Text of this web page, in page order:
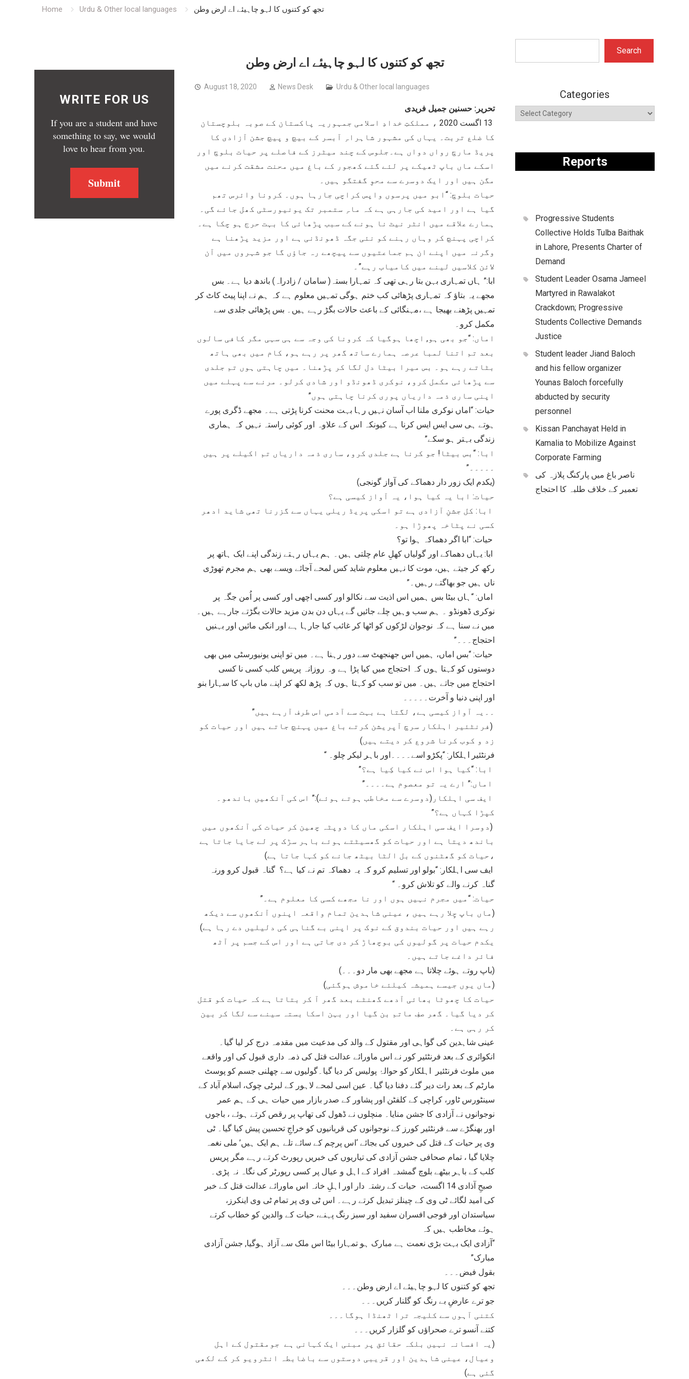
People’s Assembly for Political Rights organized by
Home Urdu & Other local languages تجھ کو کتنوں کا لہو چاہیئے اے ارض وطن
تجھ کو کتنوں کا لہو چاہیئے اے ارض وطن
August 18, 2020 News Desk Urdu & Other local languages
تحریر: حسنین جمیل فریدی
13 اگست 2020 ، مملکتِ خدادِ اسلامی جمہوریہ پاکستان کے صوبہ بلوچستان
کا ضلع تربت۔ یہاں کی مشہور شاہراہِ آبسر کے بیچ و پیچ جشن آزادی کا
پریڈ مارچ رواں دواں ہے۔جلوس کے چند میٹرز کے فاصلے پر حیات بلوچ اور
اسکے ماں باپ ٹھیکے پر لئے گئے کھجور کے باغ میں محنت مشقت کرنے میں
مگن ہیں اور ایک دوسرے سے محوِ گفتگو ہیں۔
حیات بلوچ: “ابو میں پرسوں واپس کراچی جارہا ہوں۔ کرونا وائرس تھم
گیا ہے اور امید کی جارہی ہے کہ ماہِ ستمبر تک یونیورسٹی کھل جائے گی۔
ہمارے علاقے میں انٹر نیٹ نا ہونے کے سبب پڑھائی کا بہت حرج ہو چکا ہے۔
کراچی پہنچ کر وہاں رہنے کو نئی جگہ ڈھونڈنی ہے اور مزید پڑھنا ہے
وگرنہ میں اپنے ان ہم جماعتیوں سے پیچھے رہ جاؤں گا جو شہروں میں آن
لائن کلاسیں لینے میں کامیاب رہے”۔
ابا:” ہاں تمہاری بہن بتا رہی تھی کہ تمہارا بستہ( سامان / زادراہ) باندھ دیا ہے۔ بس
مجھے یہ بتاؤ کہ تمہاری پڑھائی کب ختم ہوگی تمہیں معلوم ہے کہ ہم نے اپنا پیٹ کاٹ کر
تمہیں پڑھنے بھیجا ہے ،مہنگائی کے باعث حالات بگڑ رہے ہیں۔ بس پڑھائی جلدی سے
مکمل کرو۔
اماں: “جو بھی ہو, اچھا ہوگیا کہ کرونا کی وجہ سے ہی سہی مگر کافی سالوں
بعد تم اتنا لمبا عرصہ ہمارے ساتھ گھر پر رہے ہو، کام میں بھی ہاتھ
بٹاتے رہے ہو۔ بس میرا بیٹا دل لگا کر پڑھنا۔ میں چاہتی ہوں تم جلدی
سے پڑھائی مکمل کرو، نوکری ڈھونڈو اور شادی کرلو۔ مرنے سے پہلے میں
اپنی ساری ذمہ داریاں پوری کرنا چاہتی ہوں”
حیات: “اماں نوکری ملنا اب آسان نہیں رہا بہت محنت کرنا پڑتی ہے۔ مجھے ڈگری پورے
ہوتے ہی سی ایس ایس کرنا ہے کیونکہ اس کے علاوہ اور کوئی راستہ نہیں کہ ہماری
زندگی بہتر ہو سکے”
ابا: “بس بیٹا! جو کرنا ہے جلدی کرو، ساری ذمہ داریاں تم اکیلے پر ہیں
۔۔۔۔۔”
(یکدم ایک زور دار دھماکے کی آواز گونجی)
حیات: ابا یہ کیا ہوا، یہ آواز کیسی ہے؟
ابا: کل جشنِ آزادی ہے تو اسکی پریڈ ریلی یہاں سے گزرنا تھی شاید ادھر
کسی نے پٹاخہ پھوڑا ہو۔
حیات: “ابا اگر دھماکہ ہوا تو؟
ابا: یہاں دھماکے اور گولیاں کھلِ عام چلتی ہیں۔ ہم یہاں رہتے زندگی اپنے ایک ہاتھ پر
رکھ کر جیتے ہیں، موت کا نہیں معلوم شاید کس لمحے آجائے ویسے بھی ہم مجرم تھوڑی
ناں ہیں جو بھاگتے رہیں۔”
اماں: “ہاں بیٹا بس ہمیں اس اذیت سے نکالو اور کسی اچھی اور کسی پر اُمن جگہ پر
نوکری ڈھونڈو ۔ ہم سب وہیں چلے جائیں گے یہاں دن بدن مزید حالات بگڑتے جارہے ہیں۔
میں نے سنا ہے کہ نوجوان لڑکوں کو اٹھا کر غائب کیا جارہا ہے اور انکی مائیں اور بہنیں
احتجاج۔۔۔”
حیات: “بس اماں، ہمیں اس جھنجھٹ سے دور رہنا ہے۔ میں تو اپنی یونیورسٹی میں بھی
دوستوں کو کہتا ہوں کہ احتجاج میں کیا پڑا ہے وہ روزانہ پریس کلب کسی نا کسی
احتجاج میں جاتے ہیں۔ میں تو سب کو کہتا ہوں کہ پڑھ لکھ کر اپنے ماں باپ کا سہارا بنو
اور اپنی دنیا و آخرت۔۔۔۔۔
۔۔یہ آواز کیسی ہے، لگتا ہے بہت سے آدمی اس طرف آرہے ہیں”
(فرنٹئیر اہلکار سرچ آپریشن کرتے باغ میں پہنچ جاتے ہیں اور حیات کو
زد و کوب کرنا شروع کر دیتے ہیں)
فرنٹئیر اہلکار: “پکڑو اسے۔۔۔۔اور باہر لیکر چلو۔ “
ابا: “کیا ہوا اس نے کیا کِیا ہے؟”
اماں:” ارے یہ تو معصوم ہے۔۔۔۔”
ایف سی اہلکار(دوسرے سے مخاطب ہوتے ہوئے):” اس کی آنکھیں باندھو۔
کپڑا کہاں ہے؟”
(دوسرا ایف سی اہلکار اسکی ماں کا دوپٹہ چھین کر حیات کی آنکھوں میں
باندھ دیتا ہے اور حیات کو گھسیٹتے ہوئے باہر سڑک پر لے جایا جاتا ہے
،حیات کو گھٹنوں کے بل الٹا بیٹھ جانے کو کہا جاتا ہے)
ایف سی اہلکار: “بولو اور تسلیم کرو کہ یہ دھماکہ تم نے کیا ہے؟ گناہ قبول کرو ورنہ
گناہ کرنے والے کو تلاش کرو۔ “
حیات: “میں مجرم نہیں ہوں اور نا مجھے کسی کا معلوم ہے۔”
(ماں باپ چِلا رہے ہیں ، عینی شاہدین تمام واقعہ اپنوں آنکھوں سے دیکھ
رہے ہیں اور حیات بندوق کے نوک پر اپنی بے گناہی کی دلیلیں دے رہا ہے)
یکدم حیات پر گولیوں کی بوچھاڑ کر دی جاتی ہے اور اس کے جسم پر آٹھ
فائر داغے جاتے ہیں۔
(باپ روتے ہوئے چلاتا ہے مجھے بھی مار دو۔۔۔)
(ماں یوں جیسے ہمیشہ کیلئے خاموش ہوگئی)
حیات کا چھوٹا بھائی آدھے گھنٹے بعد گھر آ کر بتاتا ہے کہ حیات کو قتل
کر دیا گیا۔ گھر صفِ ماتم بن گیا اور بہن اسکا بستہ سینے سے لگا کر بین
کر رہی ہے۔
عینی شاہدین کی گواہی اور مقتول کے والد کی مدعیت میں مقدمہ درج کر لیا گیا۔
انکوائری کے بعد فرنٹئیر کور نے اس ماورائے عدالت قتل کی ذمہ داری قبول کی اور واقعے
میں ملوث فرنٹئیر اہلکار کو حوالۂ پولیس کر دیا گیا۔گولیوں سے چھلنی جسم کو پوسٹ
مارٹم کے بعد رات دیر گئے دفنا دیا گیا۔ عین اسی لمحے لاہور کے لبرٹی چوک، اسلام آباد کے
سینٹورس ٹاور، کراچی کے کلفٹن اور پشاور کے صدر بازار میں حیات ہی کے ہم عمر
نوجوانوں نے آزادی کا جشن منایا۔ منچلوں نے ڈھول کی تھاپ پر رقص کرتے ہوئے ، باجوں
اور بھنگڑے سے فرنٹئیر کورز کے نوجوانوں کی قربانیوں کو خراجِ تحسین پیش کیا گیا۔ ٹی
وی پر حیات کے قتل کی خبروں کی بجائے ‘اس پرچم کے سائے تلے ہم ایک ہیں’ ملی نغمہ
چلایا گیا ، تمام صحافی جشن آزادی کی تیاریوں کی خبریں رپورٹ کرتے رہے مگر پریس
کلب کے باہر بیٹھے بلوچ گمشدہ افراد کے اہل و عیال پر کسی رپورٹر کی نگاہ نہ پڑی۔
صبحِ آذادی 14 اگست، حیات کے رشتہ دار اور اہلِ خانہ اس ماورائے عدالت قتل کے خبر
کی امید لگائے ٹی وی کے چینلز تبدیل کرتے رہے۔ اس ٹی وی پر تمام ٹی وی اینکرز،
سیاستدان اور فوجی افسران سفید اور سبز رنگ پہنے، حیات کے والدین کو خطاب کرتے
ہوئے مخاطب ہیں کہ
“آزادی ایک بہت بڑی نعمت ہے مبارک ہو تمہارا بیٹا اس ملک سے آزاد ہوگیا, جشن آزادی
مبارک”
بقول فیض۔۔۔
تجھ کو کتنوں کا لہو چاہیئے اے ارض وطن۔۔۔
جو ترے عارضِ بے رنگ کو گلنار کریں۔۔۔
کتنی آہوں سے کلیجہ ترا ٹھنڈا ہوگا۔۔۔
کتنے آنسو ترے صحراؤں کو گلزار کریں۔۔۔
(یہ افسانہ نہیں بلکہ حقائق پر مبنی ایک کہانی ہے جومقتول کے اہل
وعیال، عینی شاہدین اور قریبی دوستوں سے باضابطہ انٹرویو کر کے لکھی
گئی ہے)
Search
Categories
Reports
Progressive Students
Collective Holds Tulba Baithak
in Lahore, Presents Charter of
Demand
Student Leader Osama Jameel
Martyred in Rawalakot
Crackdown; Progressive
Students Collective Demands
Justice
Student leader Jiand Baloch
and his fellow organizer
Younas Baloch forcefully
abducted by security
personnel
Kissan Panchayat Held in
Kamalia to Mobilize Against
Corporate Farming
ناصر باغ میں پارکنگ پلازہ کی
تعمیر کے خلاف طلبہ کا احتجاج
WRITE FOR US
If you are a student and have
something to say, we would
love to hear from you.
Submit